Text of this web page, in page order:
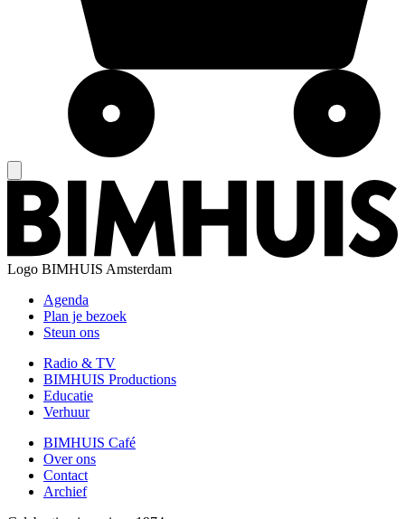
Logo BIMHUIS Amsterdam
Agenda
Plan je bezoek
Steun ons
Radio & TV
BIMHUIS Productions
Educatie
Verhuur
BIMHUIS Café
Over ons
Contact
Archief